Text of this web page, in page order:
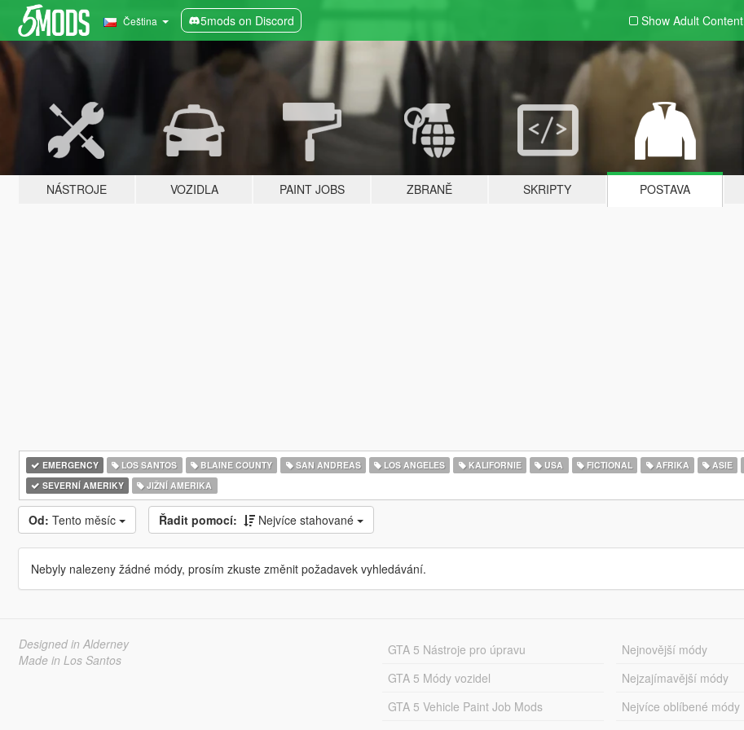
Čeština 5mods on Discord Show Adult Content
NÁSTROJE VOZIDLA PAINT JOBS ZBRANĚ SKRIPTY POSTAVA
EMERGENCY LOS SANTOS BLAINE COUNTY SAN ANDREAS LOS ANGELES KALIFORNIE USA FICTIONAL AFRIKA ASIE
SEVERNÍ AMERIKY
JIŽNÍ AMERIKA
Od: Tento měsíc Řadit pomocí: Nejvíce stahované
Nebyly nalezeny žádné módy, prosím zkuste změnit požadavek vyhledávání.
Designed in Alderney
Made in Los Santos
GTA 5 Nástroje pro úpravu
GTA 5 Módy vozidel
GTA 5 Vehicle Paint Job Mods
Nejnovější módy
Nejzajímavější módy
Nejvíce oblíbené módy